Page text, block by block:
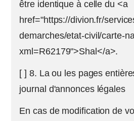
être identique à celle du <a
href="https://divion.fr/
demarches/etat-civil/carte-
xml=R62179">Shal</a>.
[ ] 8. La ou les pages
journal d'annonces légales
En cas de modification de